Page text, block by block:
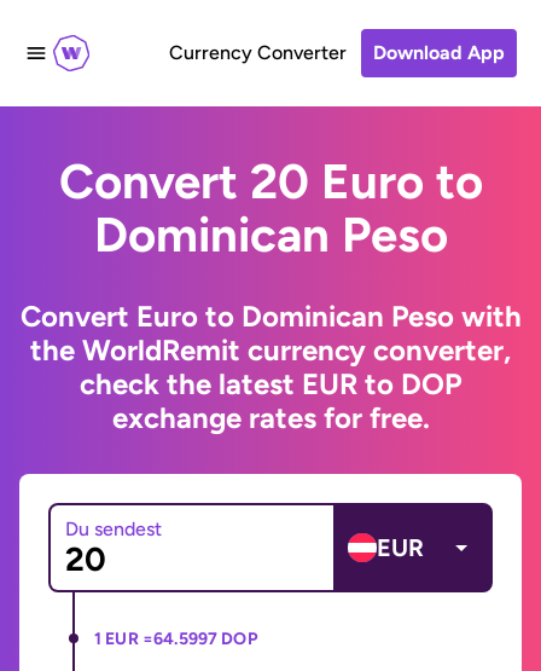
Currency Converter Download App
Convert 20 Euro to
Dominican Peso
Convert Euro to Dominican Peso with
the WorldRemit currency converter,
check the latest EUR to DOP
exchange rates for free.
Du sendest
EUR
1 EUR =64.5997 DOP